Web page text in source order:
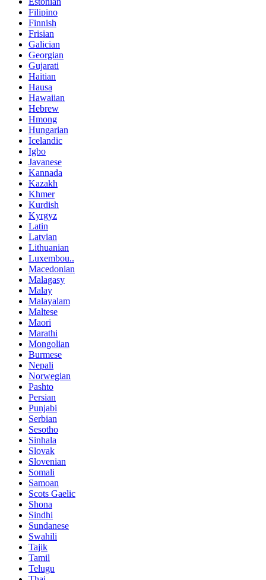
Filipino
Finnish
Frisian
Galician
Georgian
Gujarati
Haitian
Hausa
Hawaiian
Hebrew
Hmong
Hungarian
Icelandic
Igbo
Javanese
Kannada
Kazakh
Khmer
Kurdish
Kyrgyz
Latin
Latvian
Lithuanian
Luxembou..
Macedonian
Malagasy
Malay
Malayalam
Maltese
Maori
Marathi
Mongolian
Burmese
Nepali
Norwegian
Pashto
Persian
Punjabi
Serbian
Sesotho
Sinhala
Slovak
Slovenian
Somali
Samoan
Scots Gaelic
Shona
Sindhi
Sundanese
Swahili
Tajik
Tamil
Telugu